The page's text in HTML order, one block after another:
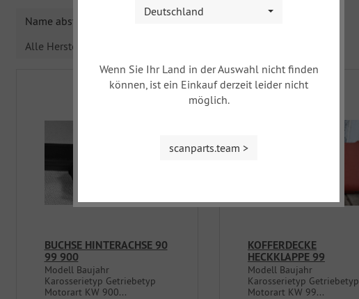
Name absteigend
Alle Hersteller
BUCHSE HINTERACHSE 90
99 900
Modell Baujahr
Karosserietyp Getriebetyp
Motorart KW 900...
KOFFERDECKE
HECKKLAPPE 99
Modell Baujahr
Karosserietyp Getriebetyp
Motorart KW 99...
Deutschland
Wenn Sie Ihr Land in der Auswahl nicht finden
können, ist ein Einkauf derzeit leider nicht
möglich.
scanparts.team >